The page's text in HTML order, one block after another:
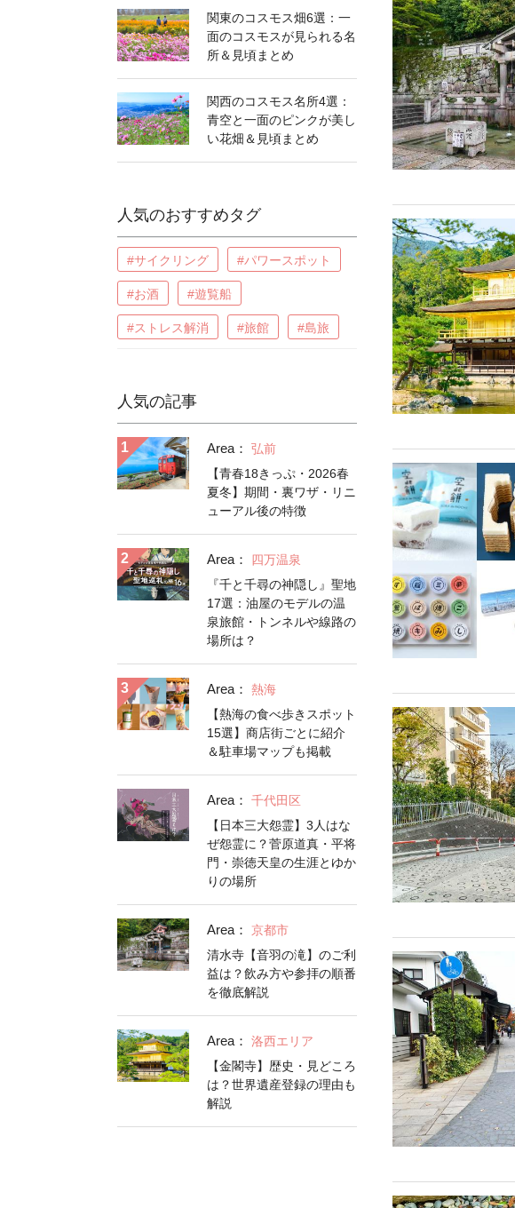
関東のコスモス畑6選：一
面のコスモスが見られる名
所＆見頃まとめ
関西のコスモス名所4選：
青空と一面のピンクが美し
い花畑＆見頃まとめ
人気のおすすめタグ
#サイクリング #パワースポット
#お酒 #遊覧船
#ストレス解消 #旅館 #島旅
人気の記事
Area：
弘前
【青春18きっぷ・2026春
夏冬】期間・裏ワザ・リニ
ューアル後の特徴
Area：
四万温泉
『千と千尋の神隠し』聖地
17選：油屋のモデルの温
泉旅館・トンネルや線路の
場所は？
Area：
熱海
【熱海の食べ歩きスポット
15選】商店街ごとに紹介
＆駐車場マップも掲載
Area：
千代田区
【日本三大怨霊】3人はな
ぜ怨霊に？菅原道真・平将
門・崇徳天皇の生涯とゆか
りの場所
Area：
京都市
清水寺【音羽の滝】のご利
益は？飲み方や参拝の順番
を徹底解説
Area：
洛西エリア
【金閣寺】歴史・見どころ
は？世界遺産登録の理由も
解説